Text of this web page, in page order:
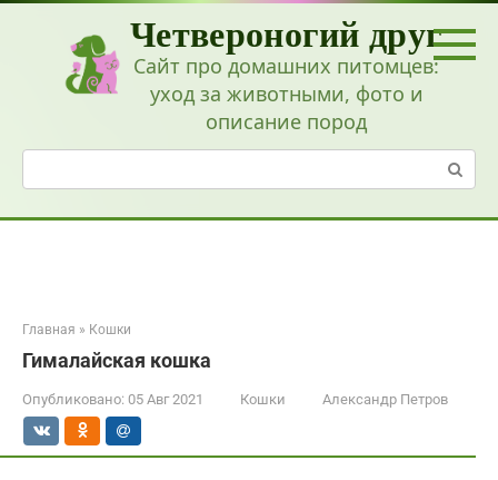
Перейти
Четвероногий друг
Сайт про домашних питомцев:
уход за животными, фото и
описание пород
Поиск:
Главная » Кошки
Гималайская кошка
Опубликовано: 05 Авг 2021 Кошки Александр Петров